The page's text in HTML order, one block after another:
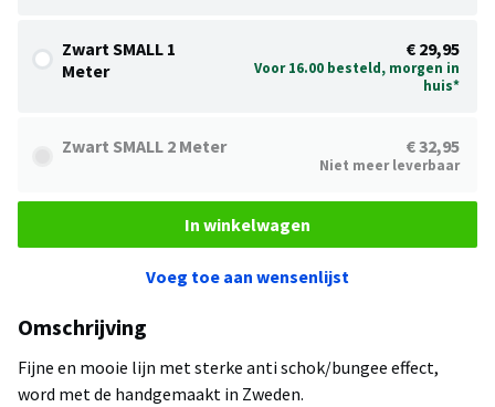
Zwart SMALL 1
Meter
€ 29,95
Voor 16.00 besteld, morgen in
huis*
Zwart SMALL 2 Meter € 32,95
Niet meer leverbaar
In winkelwagen
Voeg toe aan wensenlijst
Omschrijving
Fijne en mooie lijn met sterke anti schok/bungee effect,
word met de handgemaakt in Zweden.